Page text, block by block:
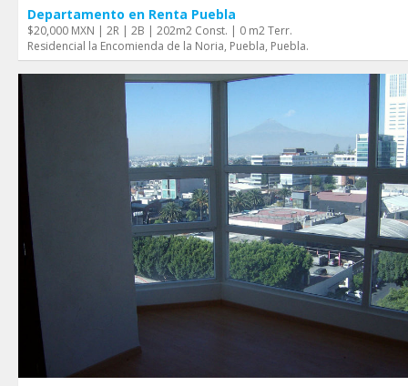
Departamento en Renta Puebla
$20,000 MXN | 2R | 2B | 202m2 Const. | 0 m2 Terr.
Residencial la Encomienda de la Noria, Puebla, Puebla.